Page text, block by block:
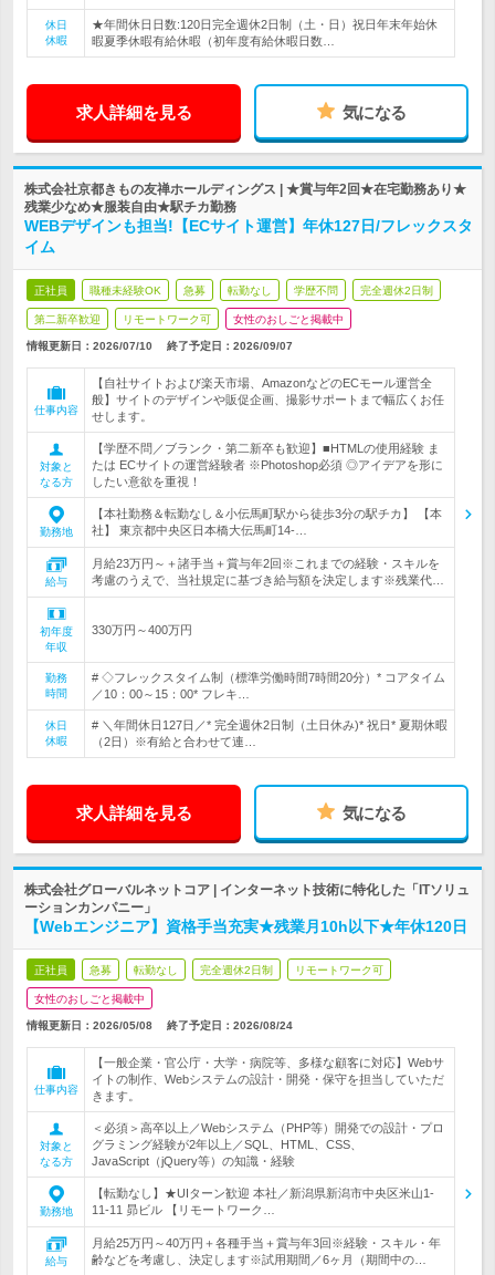
休日
休暇
★年間休日日数:120日完全週休2日制（土・日）祝日年末年始休
暇夏季休暇有給休暇（初年度有給休暇日数…
求人詳細を見る 気になる
株式会社京都きもの友禅ホールディングス | ★賞与年2回★在宅勤務あり★
残業少なめ★服装自由★駅チカ勤務
WEBデザインも担当!【ECサイト運営】年休127日/フレックスタ
イム
正社員 職種未経験OK 急募 転勤なし 学歴不問 完全週休2日制
第二新卒歓迎 リモートワーク可 女性のおしごと掲載中
情報更新日：2026/07/10 終了予定日： 2026/09/07
仕事内容
【自社サイトおよび楽天市場、AmazonなどのECモール運営全
般】サイトのデザインや販促企画、撮影サポートまで幅広くお任
せします。
対象と
なる方
【学歴不問／ブランク・第二新卒も歓迎】■HTMLの使用経験 ま
たは ECサイトの運営経験者 ※Photoshop必須 ◎アイデアを形に
したい意欲を重視！
勤務地
【本社勤務＆転勤なし＆小伝馬町駅から徒歩3分の駅チカ】 【本
社】 東京都中央区日本橋大伝馬町14-…
給与
月給23万円～＋諸手当＋賞与年2回※これまでの経験・スキルを
考慮のうえで、当社規定に基づき給与額を決定します※残業代…
初年度
年収
330万円～400万円
勤務
時間
# ◇フレックスタイム制（標準労働時間7時間20分）* コアタイム
／10：00～15：00* フレキ…
休日
休暇
# ＼年間休日127日／* 完全週休2日制（土日休み)* 祝日* 夏期休暇
（2日）※有給と合わせて連…
求人詳細を見る 気になる
株式会社グローバルネットコア | インターネット技術に特化した「ITソリュ
ーションカンパニー」
【Webエンジニア】資格手当充実★残業月10h以下★年休120日
正社員 急募 転勤なし 完全週休2日制 リモートワーク可
女性のおしごと掲載中
情報更新日：2026/05/08 終了予定日： 2026/08/24
仕事内容
【一般企業・官公庁・大学・病院等、多様な顧客に対応】Webサ
イトの制作、Webシステムの設計・開発・保守を担当していただ
きます。
対象と
なる方
＜必須＞高卒以上／Webシステム（PHP等）開発での設計・プロ
グラミング経験が2年以上／SQL、HTML、CSS、
JavaScript（jQuery等）の知識・経験
勤務地
【転勤なし】★UIターン歓迎 本社／新潟県新潟市中央区米山1-
11-11 昴ビル 【リモートワーク…
給与
月給25万円～40万円＋各種手当＋賞与年3回※経験・スキル・年
齢などを考慮し、決定します※試用期間／6ヶ月（期間中の…